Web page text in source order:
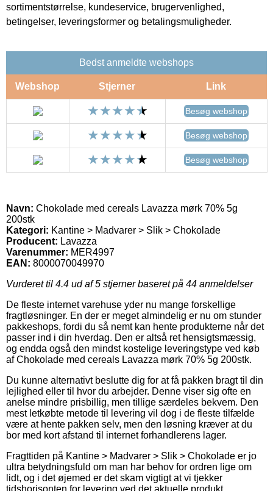
sortimentstørrelse, kundeservice, brugervenlighed,
betingelser, leveringsformer og betalingsmuligheder.
Bedst anmeldte webshops
Webshop Stjerner Link
Besøg webshop
Besøg webshop
Besøg webshop
Navn: Chokolade med cereals Lavazza mørk 70% 5g
200stk
Kategori: Kantine > Madvarer > Slik > Chokolade
Producent: Lavazza
Varenummer: MER4997
EAN: 8000070049970
Vurderet til 4.4 ud af 5 stjerner baseret på 44 anmeldelser
De fleste internet varehuse yder nu mange forskellige
fragtløsninger. En der er meget almindelig er nu om stunder
pakkeshops, fordi du så nemt kan hente produkterne når det
passer ind i din hverdag. Den er altså ret hensigtsmæssig,
og endda også den mindst kostelige leveringstype ved køb
af Chokolade med cereals Lavazza mørk 70% 5g 200stk.
Du kunne alternativt beslutte dig for at få pakken bragt til din
lejlighed eller til hvor du arbejder. Denne viser sig ofte en
anelse mindre prisbillig, men tillige særdeles bekvem. Den
mest letkøbte metode til levering vil dog i de fleste tilfælde
være at hente pakken selv, men den løsning kræver at du
bor med kort afstand til internet forhandlerens lager.
Fragttiden på Kantine > Madvarer > Slik > Chokolade er jo
ultra betydningsfuld om man har behov for ordren lige om
lidt, og i det øjemed er det skam vigtigt at vi tjekker
tidshorisonten for levering ved det aktuelle produkt.